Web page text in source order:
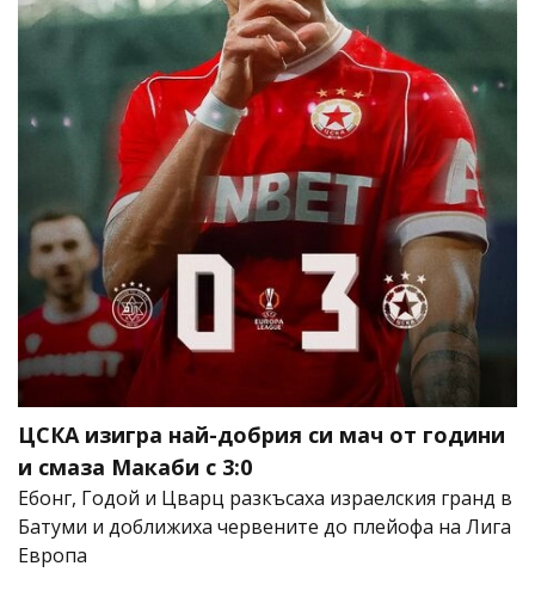
ЦСКА изигра най-добрия си мач от години
и смаза Макаби с 3:0
Ебонг, Годой и Цварц разкъсаха израелския гранд в
Батуми и доближиха червените до плейофа на Лига
Европа